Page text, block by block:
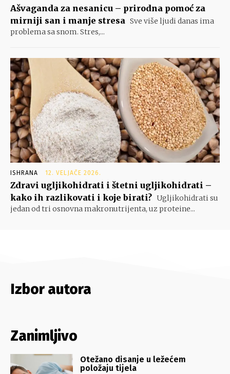
Ašvaganda za nesanicu – prirodna pomoć za
mirniji san i manje stresa Sve više ljudi danas ima
problema sa snom. Stres,...
ISHRANA 12. VELJAČE 2026.
Zdravi ugljikohidrati i štetni ugljikohidrati –
kako ih razlikovati i koje birati? Ugljikohidrati su
jedan od tri osnovna makronutrijenta, uz proteine...
Izbor autora
Zanimljivo
Otežano disanje u ležećem
položaju tijela